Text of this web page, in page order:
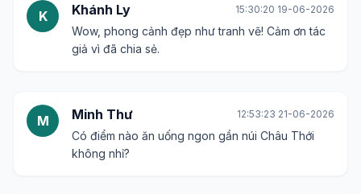
K Khánh Ly 15:30:20 19-06-2026
Wow, phong cảnh đẹp như tranh vẽ! Cảm ơn tác
giả vì đã chia sẻ.
M Minh Thư 12:53:23 21-06-2026
Có điểm nào ăn uống ngon gần núi Châu Thới
không nhỉ?